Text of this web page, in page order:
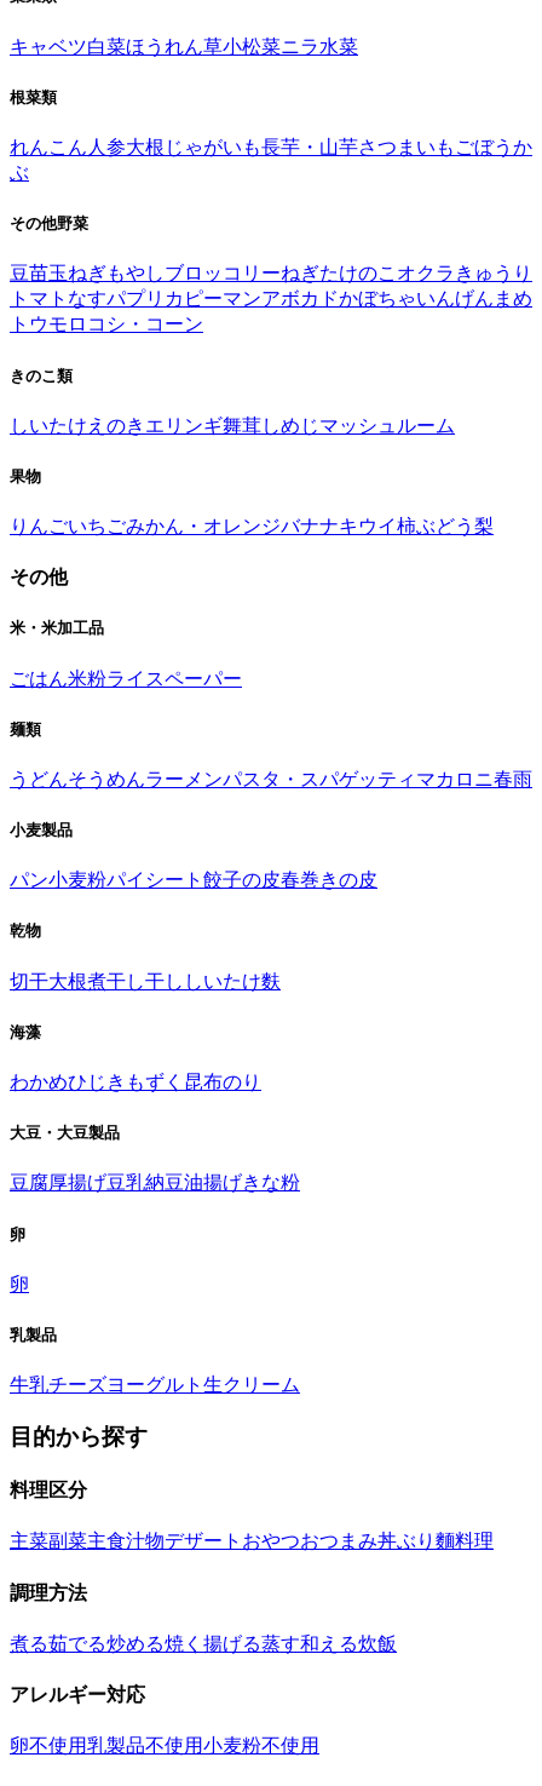
キャベツ白菜ほうれん草小松菜ニラ水菜
根菜類
れんこん 人参大根 じゃがいも長芋・山芋さつまいも ごぼう か
ぶ
その他野菜
豆苗玉ねぎもやしブロッコリーねぎたけのこ オクラ きゅうり
トマト なすパプリカ ピーマンアボカドかぼちゃいんげんまめ
トウモロコシ・コーン
きのこ類
しいたけ えのき エリンギ舞茸しめじマッシュルーム
果物
りんごいちごみかん・オレンジバナナキウイ柿ぶどう 梨
その他
米・米加工品
ごはん米粉ライスペーパー
麺類
うどんそうめんラーメンパスタ・スパゲッティ マカロニ春雨
小麦製品
パン小麦粉パイシート 餃子の皮春巻きの皮
乾物
切干大根煮干し干ししいたけ麩
海藻
わかめひじき もずく 昆布のり
大豆・大豆製品
豆腐厚揚げ豆乳納豆油揚げきな粉
卵
卵
乳製品
牛乳チーズヨーグルト 生クリーム
目的から探す
料理区分
主菜副菜主食汁物デザート おやつおつまみ丼ぶり 麵料理
調理方法
煮る茹でる炒める焼く 揚げる蒸す和える炊飯
アレルギー対応
卵不使用乳製品不使用小麦粉不使用